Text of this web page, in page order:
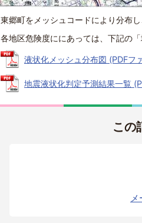
東郷町をメッシュコードにより分布
各地区危険度ににあっては、下記の
液状化メッシュ分布図 (PDFフ
地震液状化判定予測結果一覧
この